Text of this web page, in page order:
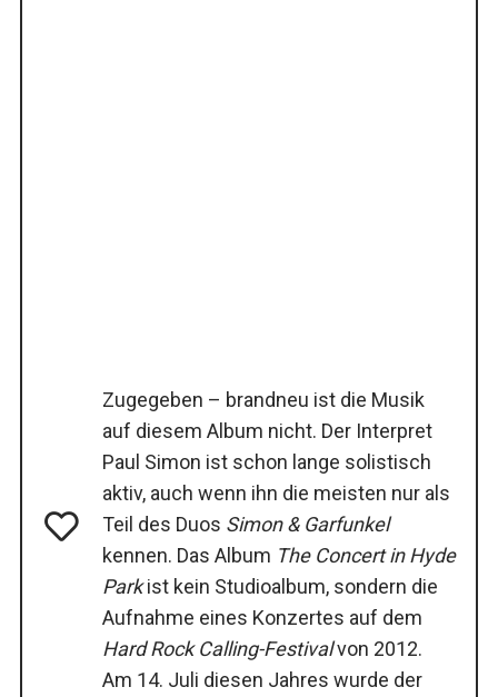
Zugegeben – brandneu ist die Musik
auf diesem Album nicht. Der Interpret
Paul Simon ist schon lange solistisch
aktiv, auch wenn ihn die meisten nur als
Teil des Duos Simon & Garfunkel
kennen. Das Album The Concert in Hyde
Parkist kein Studioalbum, sondern die
Aufnahme eines Konzertes auf dem
Hard Rock Calling-Festivalvon 2012.
Am 14. Juli diesen Jahres wurde der